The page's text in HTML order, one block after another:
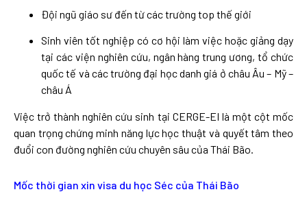
Đội ngũ giáo sư đến từ các trường top thế giới
Sinh viên tốt nghiệp có cơ hội làm việc hoặc giảng dạy
tại các viện nghiên cứu, ngân hàng trung ương, tổ chức
quốc tế và các trường đại học danh giá ở châu Âu – Mỹ –
châu Á
Việc trở thành nghiên cứu sinh tại CERGE-EI là một cột mốc
quan trọng chứng minh năng lực học thuật và quyết tâm theo
đuổi con đường nghiên cứu chuyên sâu của Thái Bão.
Mốc thời gian xin visa du học Séc của Thái Bão